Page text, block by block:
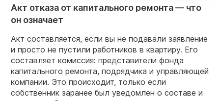
Акт отказа от капитального ремонта — что
он означает
Акт составляется, если вы не подавали заявление
и просто не пустили работников в квартиру. Его
составляет комиссия: представители фонда
капитального ремонта, подрядчика и управляющей
компании. Это происходит, только если
собственник заранее был уведомлен о составе и